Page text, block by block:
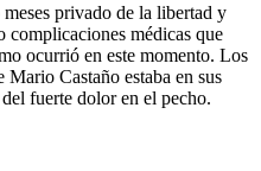
privado de la libertad y
complicaciones médicas que
ocurrió en este momento. Los
Castaño estaba en sus
fuerte dolor en el pecho.